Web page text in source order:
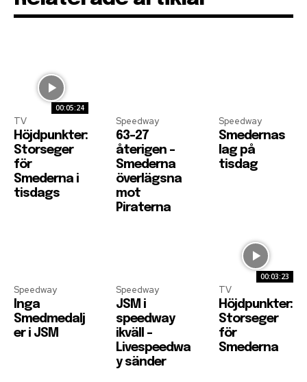
00:05:24
TV
Höjdpunkter:
Storseger
för
Smederna i
tisdags
Speedway
63-27
återigen –
Smederna
överlägsna
mot
Piraterna
Speedway
Smedernas
lag på
tisdag
Speedway
Inga
Smedmedalj
er i JSM
Speedway
JSM i
speedway
ikväll –
Livespeedwa
y sänder
00:03:23
TV
Höjdpunkter:
Storseger
för
Smederna